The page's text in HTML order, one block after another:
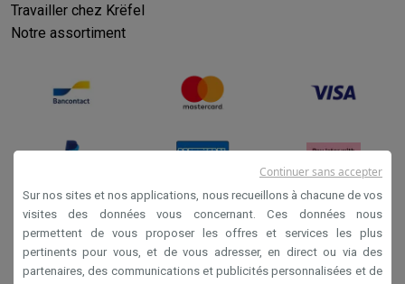
Travailler chez Krëfel
Notre assortiment
Conditions générales de vente
Privacy
Sur nos sites et nos applications, nous recueillons à chacune de vos
visites des données vous concernant. Ces données nous
permettent de vous proposer les offres et services les plus
pertinents pour vous, et de vous adresser, en direct ou via des
partenaires, des communications et publicités personnalisées et de
Continuer sans accepter